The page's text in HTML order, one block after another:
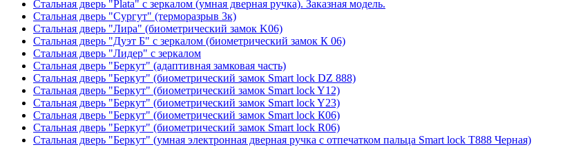
Стальная дверь "Plata" с зеркалом (умная дверная ручка). Заказная модель.
Стальная дверь "Сургут" (терморазрыв 3к)
Стальная дверь "Лира" (биометрический замок K06)
Стальная дверь "Дуэт Б" с зеркалом (биометрический замок К 06)
Стальная дверь "Лидер" с зеркалом
Стальная дверь "Беркут" (адаптивная замковая часть)
Стальная дверь "Беркут" (биометрический замок Smart lock DZ 888)
Стальная дверь "Беркут" (биометрический замок Smart lock Y12)
Стальная дверь "Беркут" (биометрический замок Smart lock Y23)
Стальная дверь "Беркут" (биометрический замок Smart lock К06)
Стальная дверь "Беркут" (биометрический замок Smart lock R06)
Стальная дверь "Беркут" (умная электронная дверная ручка с отпечатком пальца Smart lock T888 Черная)